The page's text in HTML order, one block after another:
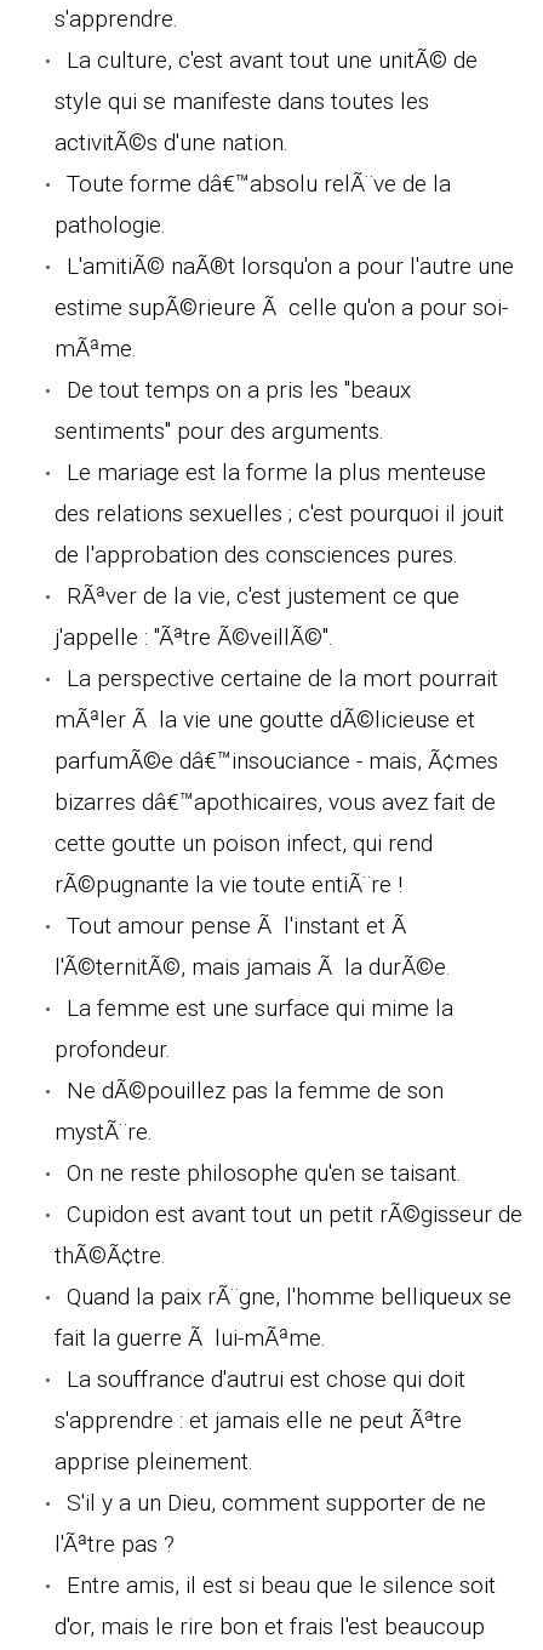
s'apprendre.
La culture, c'est avant tout une unitÃ© de
style qui se manifeste dans toutes les
activitÃ©s d'une nation.
Toute forme dâ€™absolu relÃ¨ve de la
pathologie.
L'amitiÃ© naÃ®t lorsqu'on a pour l'autre une
estime supÃ©rieure Ã celle qu'on a pour soi-
mÃªme.
De tout temps on a pris les "beaux
sentiments" pour des arguments.
Le mariage est la forme la plus menteuse
des relations sexuelles ; c'est pourquoi il jouit
de l'approbation des consciences pures.
RÃªver de la vie, c'est justement ce que
j'appelle : "Ãªtre Ã©veillÃ©".
La perspective certaine de la mort pourrait
mÃªler Ã la vie une goutte dÃ©licieuse et
parfumÃ©e dâ€™insouciance - mais, Ã¢mes
bizarres dâ€™apothicaires, vous avez fait de
cette goutte un poison infect, qui rend
rÃ©pugnante la vie toute entiÃ¨re !
Tout amour pense Ã l'instant et Ã
l'Ã©ternitÃ©, mais jamais Ã la durÃ©e.
La femme est une surface qui mime la
profondeur.
Ne dÃ©pouillez pas la femme de son
mystÃ¨re.
On ne reste philosophe qu'en se taisant.
Cupidon est avant tout un petit rÃ©gisseur de
thÃ©Ã¢tre.
Quand la paix rÃ¨gne, l'homme belliqueux se
fait la guerre Ã lui-mÃªme.
La souffrance d'autrui est chose qui doit
s'apprendre : et jamais elle ne peut Ãªtre
apprise pleinement.
S'il y a un Dieu, comment supporter de ne
l'Ãªtre pas ?
Entre amis, il est si beau que le silence soit
d'or, mais le rire bon et frais l'est beaucoup